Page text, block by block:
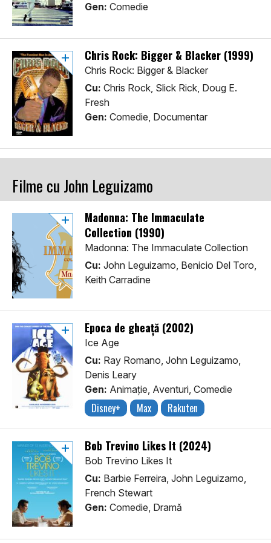
Gen: Comedie
Chris Rock: Bigger & Blacker (1999)
Chris Rock: Bigger & Blacker
Cu: Chris Rock, Slick Rick, Doug E.
Fresh
Gen: Comedie, Documentar
Filme cu John Leguizamo
Madonna: The Immaculate
Collection (1990)
Madonna: The Immaculate Collection
Cu: John Leguizamo, Benicio Del Toro,
Keith Carradine
Epoca de gheață (2002)
Ice Age
Cu: Ray Romano, John Leguizamo,
Denis Leary
Gen: Animaţie, Aventuri, Comedie
Disney+ Max Rakuten
Bob Trevino Likes It (2024)
Bob Trevino Likes It
Cu: Barbie Ferreira, John Leguizamo,
French Stewart
Gen: Comedie, Dramă